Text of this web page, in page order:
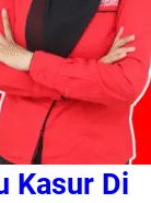
Kasur Di